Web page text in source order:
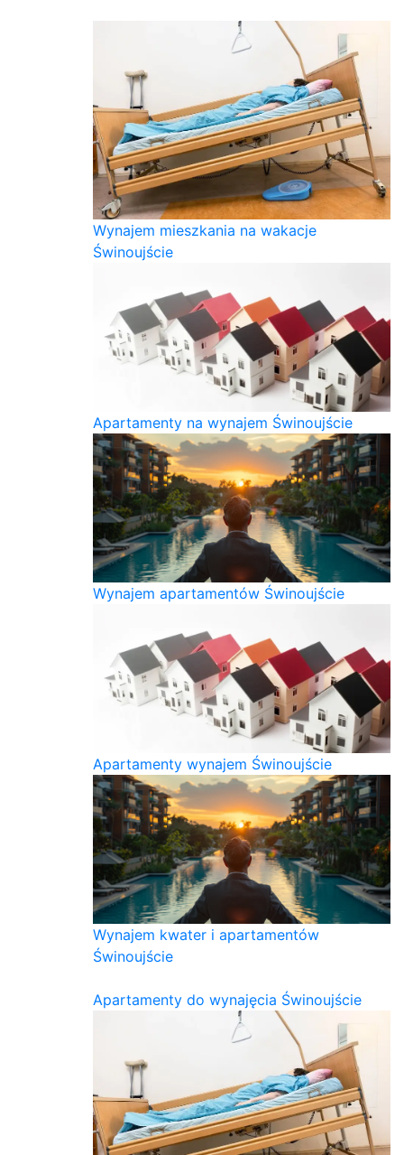
Wynajem mieszkania na wakacje
Świnoujście
Apartamenty na wynajem Świnoujście
Wynajem apartamentów Świnoujście
Apartamenty wynajem Świnoujście
Wynajem kwater i apartamentów
Świnoujście
Apartamenty do wynajęcia Świnoujście